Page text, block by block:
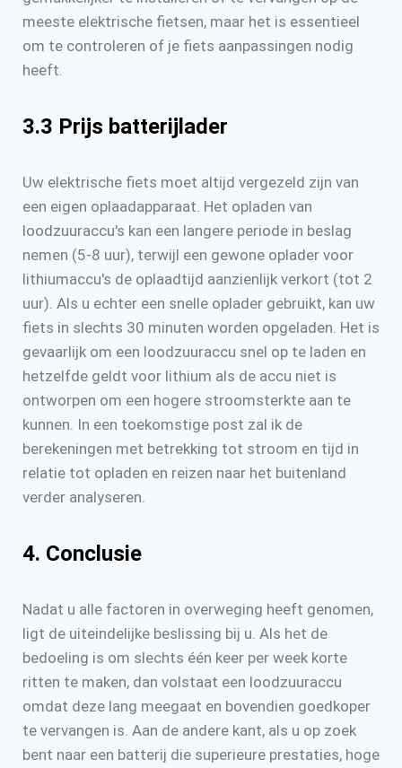
meeste elektrische fietsen, maar het is essentieel
om te controleren of je fiets aanpassingen nodig
heeft.
3.3 Prijs batterijlader
Uw elektrische fiets moet altijd vergezeld zijn van
een eigen oplaadapparaat. Het opladen van
loodzuuraccu's kan een langere periode in beslag
nemen (5-8 uur), terwijl een gewone oplader voor
lithiumaccu's de oplaadtijd aanzienlijk verkort (tot 2
uur). Als u echter een snelle oplader gebruikt, kan uw
fiets in slechts 30 minuten worden opgeladen. Het is
gevaarlijk om een loodzuuraccu snel op te laden en
hetzelfde geldt voor lithium als de accu niet is
ontworpen om een hogere stroomsterkte aan te
kunnen. In een toekomstige post zal ik de
berekeningen met betrekking tot stroom en tijd in
relatie tot opladen en reizen naar het buitenland
verder analyseren.
4. Conclusie
Nadat u alle factoren in overweging heeft genomen,
ligt de uiteindelijke beslissing bij u. Als het de
bedoeling is om slechts één keer per week korte
ritten te maken, dan volstaat een loodzuuraccu
omdat deze lang meegaat en bovendien goedkoper
te vervangen is. Aan de andere kant, als u op zoek
bent naar een batterij die superieure prestaties, hoge